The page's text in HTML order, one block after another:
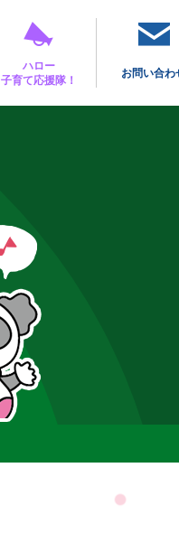
ハロー
子育て応援隊！
お問い合わ